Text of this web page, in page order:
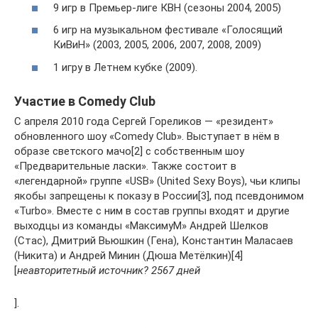
9 игр в Премьер-лиге КВН (сезоны 2004, 2005)
6 игр на музыкальном фестивале «Голосящий
КиВиН» (2003, 2005, 2006, 2007, 2008, 2009)
1 игру в Летнем кубке (2009).
Участие в Comedy Club
С апреля 2010 года Сергей Гореликов — «резидент»
обновленного шоу «Comedy Club». Выступает в нём в
образе светского мачо[2] с собственным шоу
«Предварительные ласки». Также состоит в
«легендарной» группе «USB» (United Sexy Boys), чьи клипы
якобы запрещены к показу в России[3], под псевдонимом
«Turbo». Вместе с ним в состав группы входят и другие
выходцы из команды «МаксимуМ» Андрей Шелков
(Стас), Дмитрий Вьюшкин (Гена), Константин Маласаев
(Никита) и Андрей Минин (Дюша Метёлкин)[4]
[неавторитетный источник? 2567 дней
].